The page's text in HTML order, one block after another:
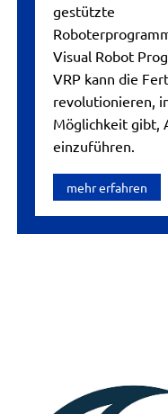
gestützte
Visual Robot
VRP kann die
revolutionieren,
Möglichkeit gibt,
einzuführen.
mehr erfahren